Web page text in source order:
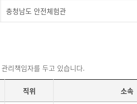
충청남도 안전체험관
리책임자를 두고 있습니다.
직위 소속